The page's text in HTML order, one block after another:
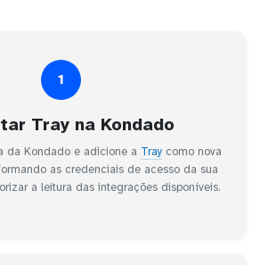
1
Tray na Kondado
da Kondado e adicione a Tray como nova
as credenciais de acesso da sua
a leitura das integrações disponíveis.